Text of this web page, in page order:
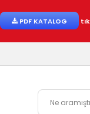
PDF KATALOG